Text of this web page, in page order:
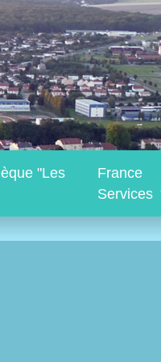
"Les
France
Services